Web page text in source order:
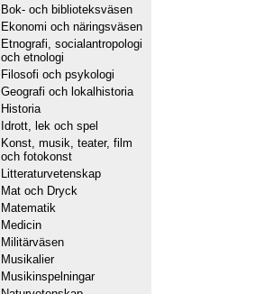
Bok- och biblioteksväsen
Ekonomi och näringsväsen
Etnografi, socialantropologi
och etnologi
Filosofi och psykologi
Geografi och lokalhistoria
Historia
Idrott, lek och spel
Konst, musik, teater, film
och fotokonst
Litteraturvetenskap
Mat och Dryck
Matematik
Medicin
Militärväsen
Musikalier
Musikinspelningar